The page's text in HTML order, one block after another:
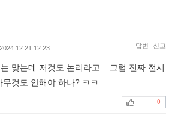
12:23 답변 신고
맞는데 저것도 논리라고... 그럼 진짜 전시
것도 안해야 하나? ㅋㅋ
0